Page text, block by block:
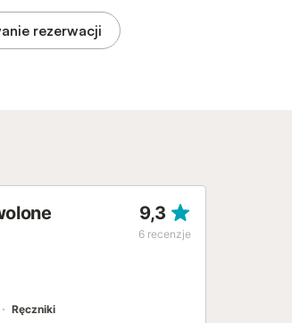
rezerwacji
9,3
6 recenzje
Ręczniki